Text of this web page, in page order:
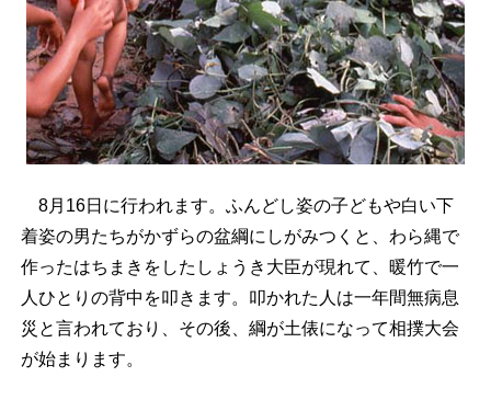
8月16日に行われます。ふんどし姿の子どもや白い下
着姿の男たちがかずらの盆綱にしがみつくと、わら縄で
作ったはちまきをしたしょうき大臣が現れて、暖竹で一
人ひとりの背中を叩きます。叩かれた人は一年間無病息
災と言われており、その後、綱が土俵になって相撲大会
が始まります。